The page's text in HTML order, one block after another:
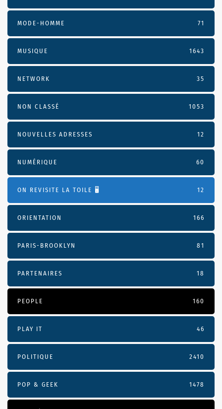
MODE-HOMME 71
MUSIQUE 1643
NETWORK 35
NON CLASSÉ 1053
NOUVELLES ADRESSES 12
NUMÉRIQUE 60
ON REVISITE LA TOILE 🖥️ 12
ORIENTATION 166
PARIS-BROOKLYN 81
PARTENAIRES 18
PEOPLE 160
PLAY IT 46
POLITIQUE 2410
POP & GEEK 1478